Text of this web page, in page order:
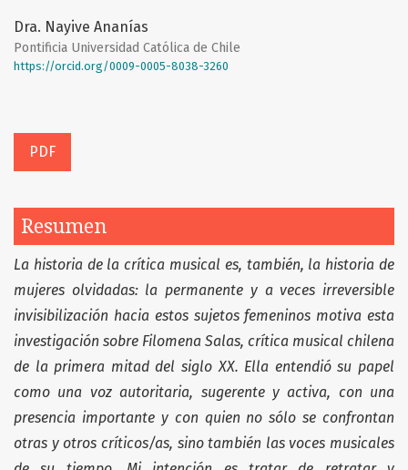
Dra. Nayive Ananías
Pontificia Universidad Católica de Chile
https://orcid.org/0009-0005-8038-3260
PDF
Resumen
La historia de la crítica musical es, también, la historia de
mujeres olvidadas: la permanente y a veces irreversible
invisibilización hacia estos sujetos femeninos motiva esta
investigación sobre Filomena Salas, crítica musical chilena
de la primera mitad del siglo XX. Ella entendió su papel
como una voz autoritaria, sugerente y activa, con una
presencia importante y con quien no sólo se confrontan
otras y otros críticos/as, sino también las voces musicales